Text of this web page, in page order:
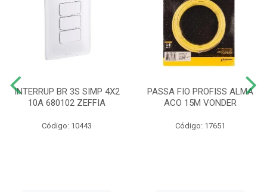
INTERRUP BR 3S SIMP 4X2
10A 680102 ZEFFIA
Código: 10443
PASSA FIO PROFISS ALMA
ACO 15M VONDER
Código: 17651